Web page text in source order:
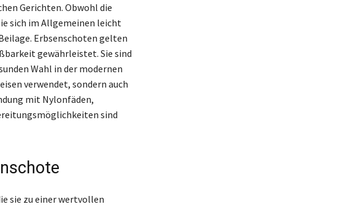
Gerichten. Obwohl die
sich im Allgemeinen leicht
Erbsenschoten gelten
gewährleistet. Sie sind
Wahl in der modernen
verwendet, sondern auch
mit Nylonfäden,
sind
sie zu einer wertvollen